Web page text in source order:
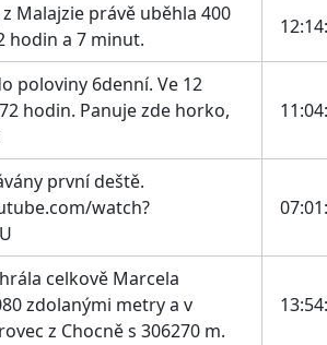
Malajzie právě uběhla 400
hodin a 7 minut.
poloviny 6denní. Ve 12
hodin. Panuje zde horko,
první deště.
watch?
celkově Marcela
zdolanými metry a v
z Chocně s 306270 m.